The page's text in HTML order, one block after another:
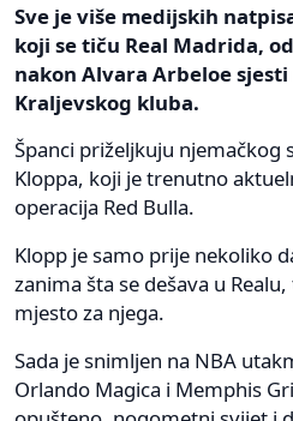
Sve je više medijskih
koji se tiču Real Madrida,
nakon Alvara Arbeloe
Kraljevskog kluba.
Španci priželjkuju njemačkog
Kloppa, koji je trenutno
operacija Red Bulla.
Klopp je samo prije nekoliko
zanima šta se dešava u
mjesto za njega.
Sada je snimljen na NBA
Orlando Magica i Memphis